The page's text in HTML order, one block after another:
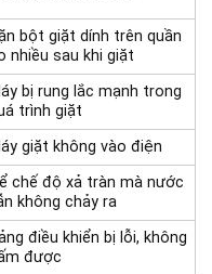
bột giặt dính trên quần
nhiều sau khi giặt
bị rung lắc mạnh trong
trình giặt
giặt không vào điện
chế độ xả tràn mà nước
không chảy ra
điều khiển bị lỗi, không
được